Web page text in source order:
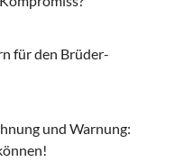
für den Brüder-
und Warnung: